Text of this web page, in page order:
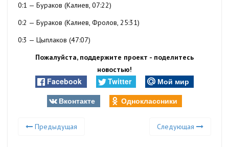
0:1 — Бураков (Калиев, 07:22)
0:2 — Бураков (Калиев, Фролов, 25:31)
0:3 — Цыплаков (47:07)
Пожалуйста, поддержите проект - поделитесь
новостью!
Facebook Twitter
Мой мир
Вконтакте
Одноклассники
Предыдущая Следующая